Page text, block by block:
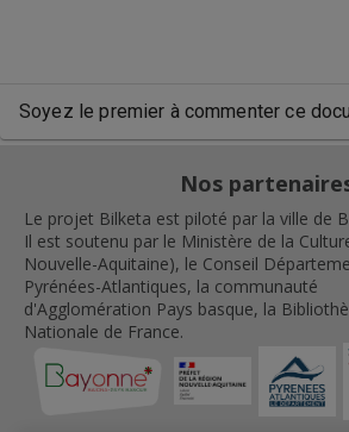
Soyez le premier à commenter ce
Nos
Le projet Bilketa est piloté par la ville de
Il est soutenu par le Ministère de la
Nouvelle-Aquitaine), le Conseil
Pyrénées-Atlantiques, la communauté
d'Agglomération Pays basque, la
Nationale de France.